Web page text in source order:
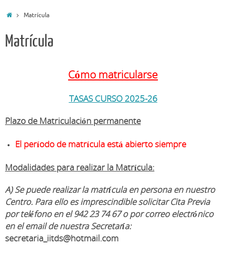
InicioMatrícula
Matrícula
Cómo matricularse
TASAS CURSO 2025-26
Plazo de Matriculación permanente
El período de matrícula está abierto siempre
Modalidades para realizar la Matrícula:
A) Se puede realizar la matrícula en persona en nuestro
Centro. Para ello es imprescindible solicitar Cita Previa
por teléfono en el 942 23 74 67 o por correo electrónico
en el email de nuestra Secretaría:
secretaria_iitds@hotmail.com